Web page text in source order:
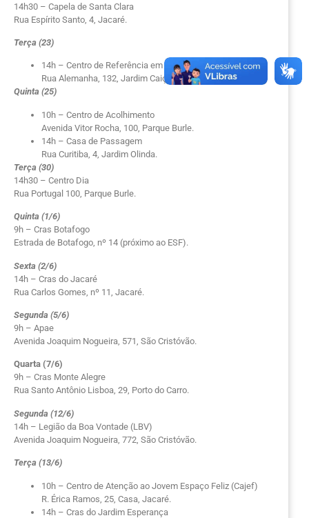
14h30 – Capela de Santa Clara
Rua Espírito Santo, 4, Jacaré.
Terça (23)
14h – Centro de Referência em Assistência Social (Creas)
Rua Alemanha, 132, Jardim Caiçara.
Quinta (25)
10h – Centro de Acolhimento
Avenida Vitor Rocha, 100, Parque Burle.
14h – Casa de Passagem
Rua Curitiba, 4, Jardim Olinda.
Terça (30)
14h30 – Centro Dia
Rua Portugal 100, Parque Burle.
Quinta (1/6)
9h – Cras Botafogo
Estrada de Botafogo, nº 14 (próximo ao ESF).
Sexta (2/6)
14h – Cras do Jacaré
Rua Carlos Gomes, nº 11, Jacaré.
Segunda (5/6)
9h – Apae
Avenida Joaquim Nogueira, 571, São Cristóvão.
Quarta (7/6)
9h – Cras Monte Alegre
Rua Santo Antônio Lisboa, 29, Porto do Carro.
Segunda (12/6)
14h – Legião da Boa Vontade (LBV)
Avenida Joaquim Nogueira, 772, São Cristóvão.
Terça (13/6)
10h – Centro de Atenção ao Jovem Espaço Feliz (Cajef)
R. Érica Ramos, 25, Casa, Jacaré.
14h – Cras do Jardim Esperança